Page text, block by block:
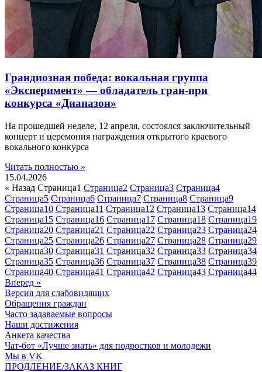
Грандиозная победа: вокальная группа
«Эксперимент» — обладатель гран-при
конкурса «Диапазон»
На прошедшей неделе, 12 апреля, состоялся заключительный
концерт и церемония награждения открытого краевого
вокального конкурса
Читать полностью »
15.04.2026
« Назад Страница1 Страница2 Страница3 Страница4
Страница5 Страница6 Страница7 Страница8 Страница9
Страница10 Страница11 Страница12 Страница13 Страница14
Страница15 Страница16 Страница17 Страница18 Страница19
Страница20 Страница21 Страница22 Страница23 Страница24
Страница25 Страница26 Страница27 Страница28 Страница29
Страница30 Страница31 Страница32 Страница33 Страница34
Страница35 Страница36 Страница37 Страница38 Страница39
Страница40 Страница41 Страница42 Страница43 Страница44
Вперед »
Версия для слабовидящих
Обращения граждан
Часто задаваемые вопросы
Наши достижения
Анкета качества
Чат-бот «Лучше знать» для подростков и молодежи
Мы в VK
ПРОДЛЕНИЕ/ЗАКАЗ КНИГ